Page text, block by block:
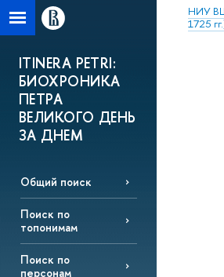
НИУ
1725
ITINERA PETRI:
БИОХРОНИКА
ПЕТРА
ВЕЛИКОГО ДЕНЬ
ЗА ДНЕМ
Общий поиск
Поиск по
топонимам
Поиск по
персонам